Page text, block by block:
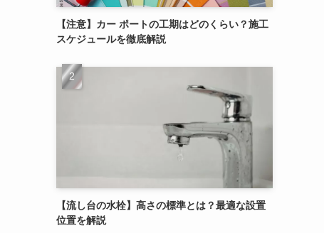
【注意】カー ポートの工期はどのくらい？施工
スケジュールを徹底解説
【流し台の水栓】高さの標準とは？最適な設置
位置を解説